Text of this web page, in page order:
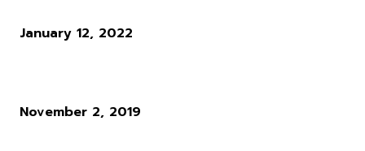
January 12, 2022
November 2, 2019